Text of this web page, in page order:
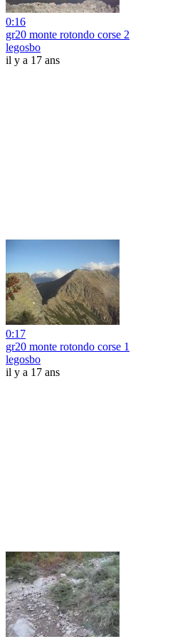
0:16
gr20 monte rotondo corse 2
legosbo
il y a 17 ans
0:17
gr20 monte rotondo corse 1
legosbo
il y a 17 ans